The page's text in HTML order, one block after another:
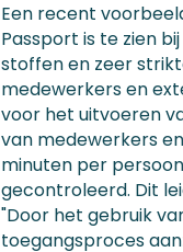
Een recent
Passport is te zien
stoffen en zeer
medewerkers en
voor het uitvoeren
van medewerkers
minuten per
gecontroleerd. Dit
"Door het gebruik
toegangsproces